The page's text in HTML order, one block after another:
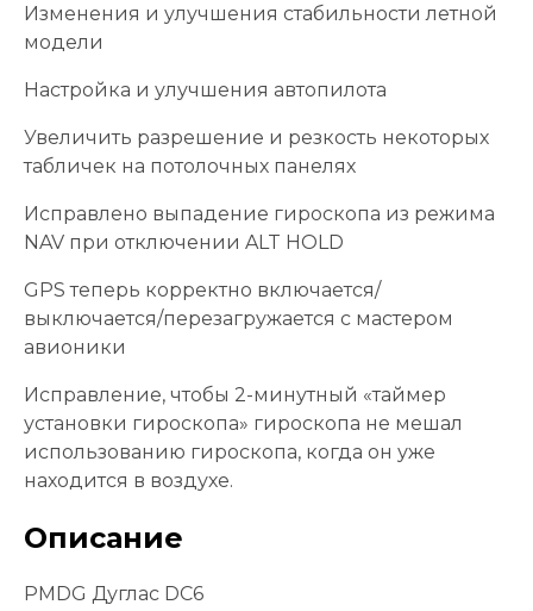
Изменения и улучшения стабильности летной
модели
Настройка и улучшения автопилота
Увеличить разрешение и резкость некоторых
табличек на потолочных панелях
Исправлено выпадение гироскопа из режима
NAV при отключении ALT HOLD
GPS теперь корректно включается/
выключается/перезагружается с мастером
авионики
Исправление, чтобы 2-минутный «таймер
установки гироскопа» гироскопа не мешал
использованию гироскопа, когда он уже
находится в воздухе.
Описание
PMDG Дуглас DC6